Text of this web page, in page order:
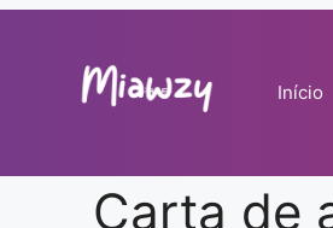
Início
Carta de